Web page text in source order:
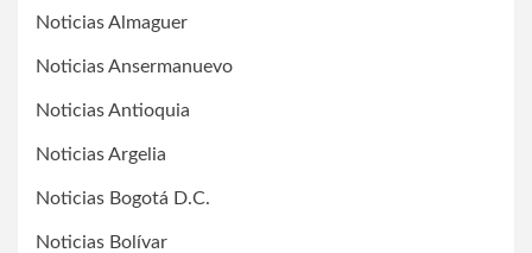
Noticias Almaguer
Noticias Ansermanuevo
Noticias Antioquia
Noticias Argelia
Noticias Bogotá D.C.
Noticias Bolívar